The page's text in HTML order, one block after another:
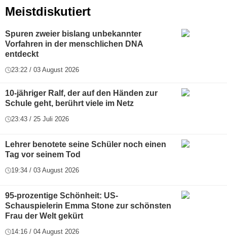
Meistdiskutiert
Spuren zweier bislang unbekannter
Vorfahren in der menschlichen DNA
entdeckt
23:22 / 03 August 2026
10-jähriger Ralf, der auf den Händen zur
Schule geht, berührt viele im Netz
23:43 / 25 Juli 2026
Lehrer benotete seine Schüler noch einen
Tag vor seinem Tod
19:34 / 03 August 2026
95-prozentige Schönheit: US-
Schauspielerin Emma Stone zur schönsten
Frau der Welt gekürt
14:16 / 04 August 2026